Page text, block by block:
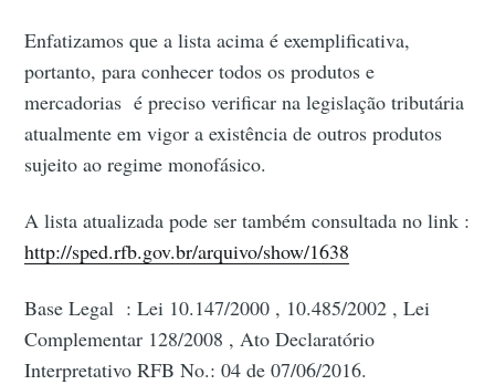
Enfatizamos que a lista acima é exemplificativa,
portanto, para conhecer todos os produtos e
mercadorias é preciso verificar na legislação tributária
atualmente em vigor a existência de outros produtos
sujeito ao regime monofásico.
A lista atualizada pode ser também consultada no link :
http://sped.rfb.gov.br/arquivo/show/1638
Base Legal : Lei 10.147/2000 , 10.485/2002 , Lei
Complementar 128/2008 , Ato Declaratório
Interpretativo RFB No.: 04 de 07/06/2016.